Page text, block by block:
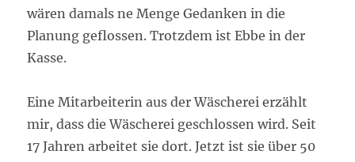
wären damals ne Menge Gedanken in die
Planung geflossen. Trotzdem ist Ebbe in der
Kasse.
Eine Mitarbeiterin aus der Wäscherei erzählt
mir, dass die Wäscherei geschlossen wird. Seit
17 Jahren arbeitet sie dort. Jetzt ist sie über 50